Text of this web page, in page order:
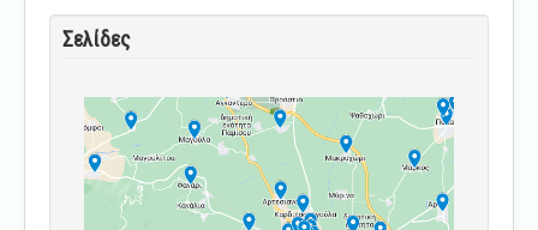
Σελίδες